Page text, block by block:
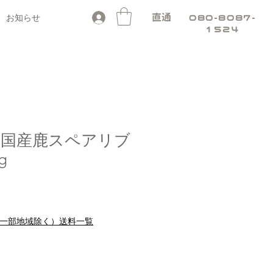
お知らせ 直通
080-8087-
1524
産鹿スペアリブ
部地域除く）送料一覧